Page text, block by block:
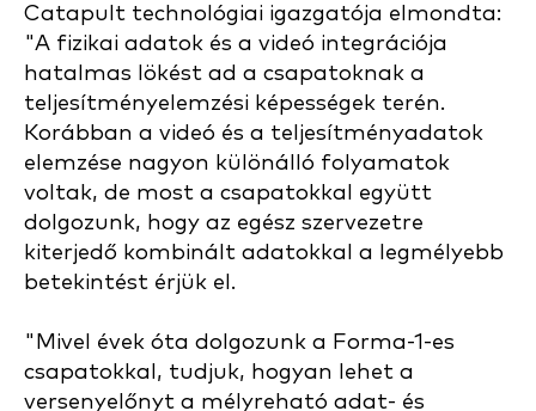
Catapult technológiai igazgatója elmondta:
"A fizikai adatok és a videó integrációja
hatalmas lökést ad a csapatoknak a
teljesítményelemzési képességek terén.
Korábban a videó és a teljesítményadatok
elemzése nagyon különálló folyamatok
voltak, de most a csapatokkal együtt
dolgozunk, hogy az egész szervezetre
kiterjedő kombinált adatokkal a legmélyebb
betekintést érjük el.
"Mivel évek óta dolgozunk a Forma-1-es
csapatokkal, tudjuk, hogyan lehet a
versenyelőnyt a mélyreható adat- és